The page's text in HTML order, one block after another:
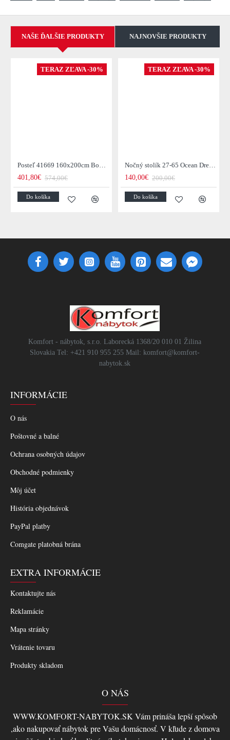
NAŠE ĎALŠIE PRODUKTY NAJNOVŠIE PRODUKTY
TERAZ ZĽAVA -30%
Posteľ 41669 160x200cm Boutique Zamat Tmavošedá
401,80€ 574,00€
Do košíka
TERAZ ZĽAVA -30%
Nočný stolík 27-65 Ocean Drevo Mango
140,00€ 200,00€
Do košíka
Komfort - nábytok, s.r.o. Laborecká 1368/20 010 01 Žilina
Slovakia Tel: +421 910 955 255 Mail: komfort@komfort-
nabytok.sk
INFORMÁCIE
O nás
Poštovné a balné
Ochrana osobných údajov
Obchodné podmienky
Môj účet
História objednávok
PayPal platby
Comgate platobná brána
EXTRA INFORMÁCIE
Kontaktujte nás
Reklamácie
Mapa stránky
Vrátenie tovaru
Produkty skladom
O NÁS
WWW.KOMFORT-NABYTOK.SK Vám prináša lepší spôsob
,ako nakupovať nábytok pre Vašu domácnosť. V kľude z domova